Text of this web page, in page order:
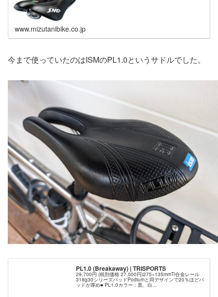
クノロジーを体感できます。
www.mizutanibike.co.jp
今まで使っていたのはISMのPL1.0というサドルでした。
PL1.0 (Breakaway) | TRISPORTS
29,700円 (税別価格 27,000円)275×135mmTi合金レール
318g30シリーズパッドPodiumと同デザインで20％ほどパ
ッドが厚め■ PL1.0カラー：黒、白...